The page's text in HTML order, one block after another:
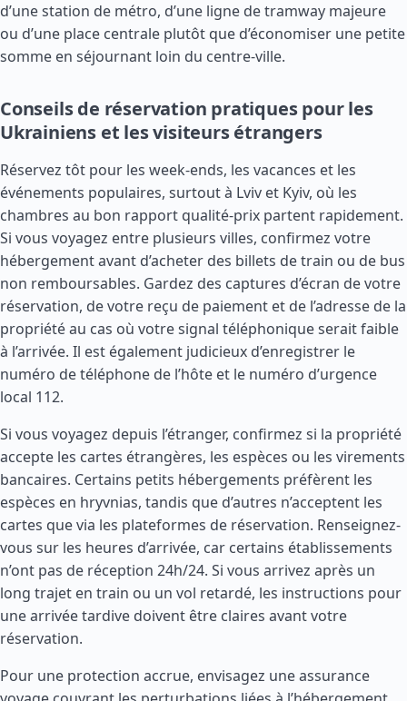
d’une station de métro, d’une ligne de tramway majeure
ou d’une place centrale plutôt que d’économiser une petite
somme en séjournant loin du centre-ville.
Conseils de réservation pratiques pour les
Ukrainiens et les visiteurs étrangers
Réservez tôt pour les week-ends, les vacances et les
événements populaires, surtout à Lviv et Kyiv, où les
chambres au bon rapport qualité-prix partent rapidement.
Si vous voyagez entre plusieurs villes, confirmez votre
hébergement avant d’acheter des billets de train ou de bus
non remboursables. Gardez des captures d’écran de votre
réservation, de votre reçu de paiement et de l’adresse de la
propriété au cas où votre signal téléphonique serait faible
à l’arrivée. Il est également judicieux d’enregistrer le
numéro de téléphone de l’hôte et le numéro d’urgence
local 112.
Si vous voyagez depuis l’étranger, confirmez si la propriété
accepte les cartes étrangères, les espèces ou les virements
bancaires. Certains petits hébergements préfèrent les
espèces en hryvnias, tandis que d’autres n’acceptent les
cartes que via les plateformes de réservation. Renseignez-
vous sur les heures d’arrivée, car certains établissements
n’ont pas de réception 24h/24. Si vous arrivez après un
long trajet en train ou un vol retardé, les instructions pour
une arrivée tardive doivent être claires avant votre
réservation.
Pour une protection accrue, envisagez une assurance